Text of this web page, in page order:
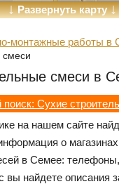
↓Развернуть карту↓
монтажные работы в
смеси
смеси в
поиск: Сухие
на нашем сайте
о магазинах
в Семее:
вы найдете описания